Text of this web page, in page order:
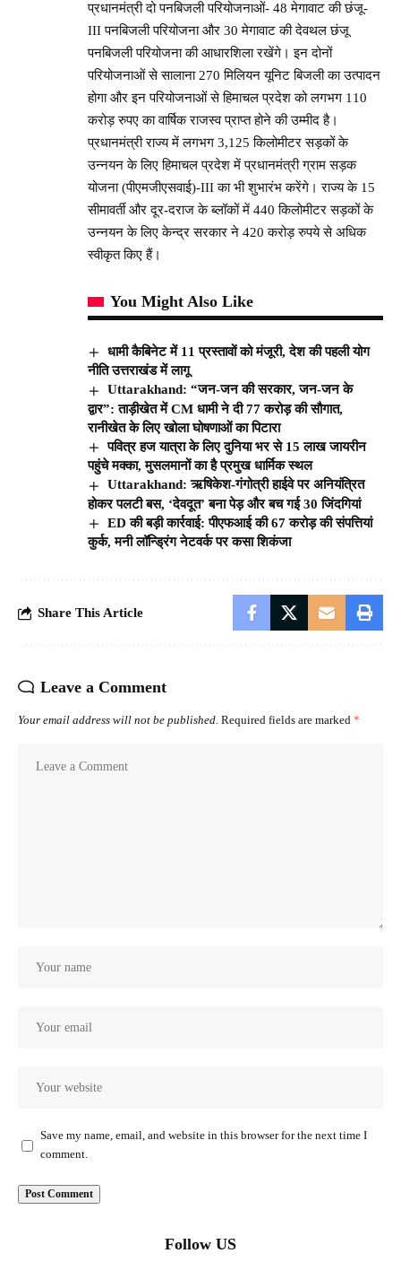
प्रधानमंत्री दो पनबिजली परियोजनाओं- 48 मेगावाट की छंजू-
III पनबिजली परियोजना और 30 मेगावाट की देवथल छंजू
पनबिजली परियोजना की आधारशिला रखेंगे। इन दोनों
परियोजनाओं से सालाना 270 मिलियन यूनिट बिजली का उत्पादन
होगा और इन परियोजनाओं से हिमाचल प्रदेश को लगभग 110
करोड़ रुपए का वार्षिक राजस्व प्राप्त होने की उम्मीद है।
प्रधानमंत्री राज्य में लगभग 3,125 किलोमीटर सड़कों के
उन्नयन के लिए हिमाचल प्रदेश में प्रधानमंत्री ग्राम सड़क
योजना (पीएमजीएसवाई)-III का भी शुभारंभ करेंगे। राज्य के 15
सीमावर्ती और दूर-दराज के ब्लॉकों में 440 किलोमीटर सड़कों के
उन्नयन के लिए केन्द्र सरकार ने 420 करोड़ रुपये से अधिक
स्वीकृत किए हैं।
You Might Also Like
धामी कैबिनेट में 11 प्रस्तावों को मंजूरी, देश की पहली योग
नीति उत्तराखंड में लागू
Uttarakhand: “जन-जन की सरकार, जन-जन के
द्वार”: ताड़ीखेत में CM धामी ने दी 77 करोड़ की सौगात,
रानीखेत के लिए खोला घोषणाओं का पिटारा
पवित्र हज यात्रा के लिए दुनिया भर से 15 लाख जायरीन
पहुंचे मक्का, मुसलमानों का है प्रमुख धार्मिक स्थल
Uttarakhand: ऋषिकेश-गंगोत्री हाईवे पर अनियंत्रित
होकर पलटी बस, ‘देवदूत’ बना पेड़ और बच गई 30 जिंदगियां
ED की बड़ी कार्रवाई: पीएफआई की 67 करोड़ की संपत्तियां
कुर्क, मनी लॉन्ड्रिंग नेटवर्क पर कसा शिकंजा
Share This Article
Leave a Comment
Your email address will not be published. Required fields are marked *
Save my name, email, and website in this browser for the next time I
comment.
Follow US